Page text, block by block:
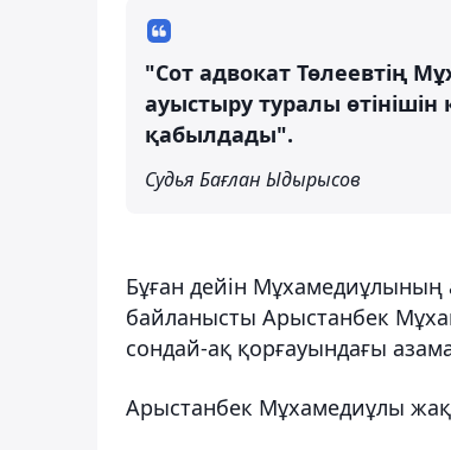
"Сот адвокат Төлеевтің
ауыстыру туралы
қабылдады".
Судья Бағлан Ыдырысов
Бұған дейін
байланысты Арыстанбек
сондай-ақ қорғауындағы
Арыстанбек Мұхамедиұлы